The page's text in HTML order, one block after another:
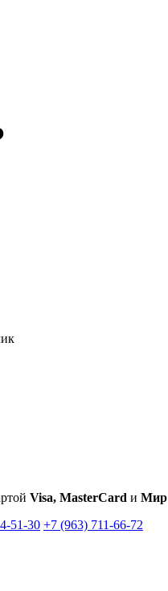
Visa, MasterCard и Мир
51-30 +7 (963) 711-66-72